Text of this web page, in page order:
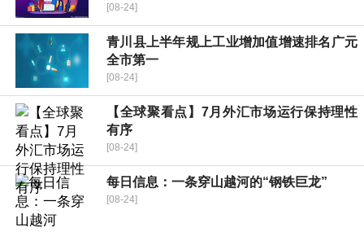
[08-24]
青川县上半年规上工业增加值增速排名广元
全市第一
[08-24]
【全球聚看点】7月外汇市场运行保持理性
有序
[08-24]
每日信息：一条穿山越河的“钢铁巨龙”
[08-24]